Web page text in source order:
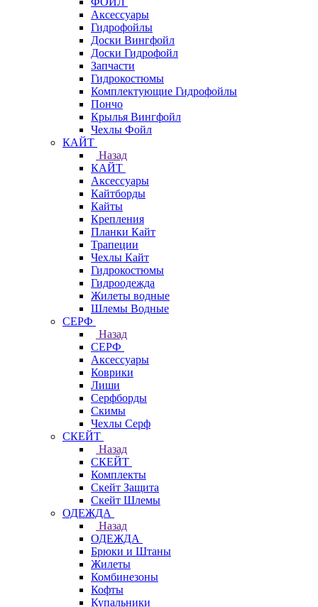
Аксессуары
Гидрофойлы
Доски Вингфойл
Доски Гидрофойл
Запчасти
Гидрокостюмы
Комплектующие Гидрофойлы
Пончо
Крылья Вингфойл
Чехлы Фойл
КАЙТ
Назад
КАЙТ
Аксессуары
Кайтборды
Кайты
Крепления
Планки Кайт
Трапеции
Чехлы Кайт
Гидрокостюмы
Гидроодежда
Жилеты водные
Шлемы Водные
СЕРФ
Назад
СЕРФ
Аксессуары
Коврики
Лиши
Серфборды
Скимы
Чехлы Cерф
СКЕЙТ
Назад
СКЕЙТ
Комплекты
Скейт Защита
Скейт Шлемы
ОДЕЖДА
Назад
ОДЕЖДА
Брюки и Штаны
Жилеты
Комбинезоны
Кофты
Купальники